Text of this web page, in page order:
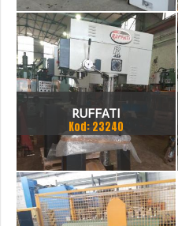
RUFFATI
Kod: 23240